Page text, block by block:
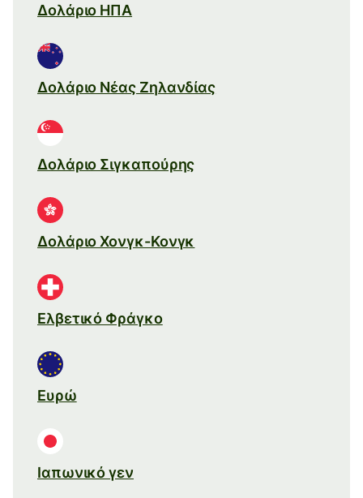
Δολάριο ΗΠΑ
Δολάριο Νέας Ζηλανδίας
Δολάριο Σιγκαπούρης
Δολάριο Χονγκ-Κονγκ
Ελβετικό Φράγκο
Ευρώ
Ιαπωνικό γεν